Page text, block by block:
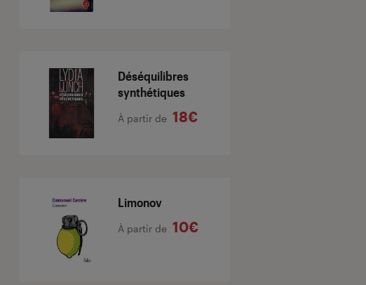
Déséquilibres
synthétiques
À partir de 18€
Limonov
À partir de 10€